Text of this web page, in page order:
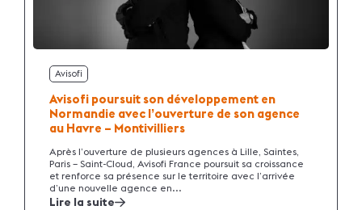
Avisofi
Avisofi poursuit son développement en
Normandie avec l’ouverture de son agence
au Havre – Montivilliers
Après l’ouverture de plusieurs agences à Lille, Saintes,
Paris – Saint-Cloud, Avisofi France poursuit sa croissance
et renforce sa présence sur le territoire avec l’arrivée
d’une nouvelle agence en...
Lire la suite